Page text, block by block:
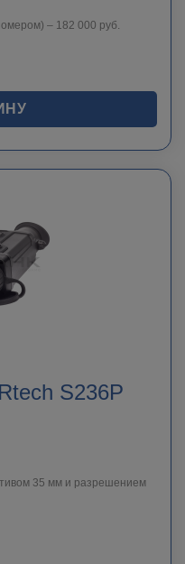
– 182 000 руб.
S236P
35 мм и разрешением